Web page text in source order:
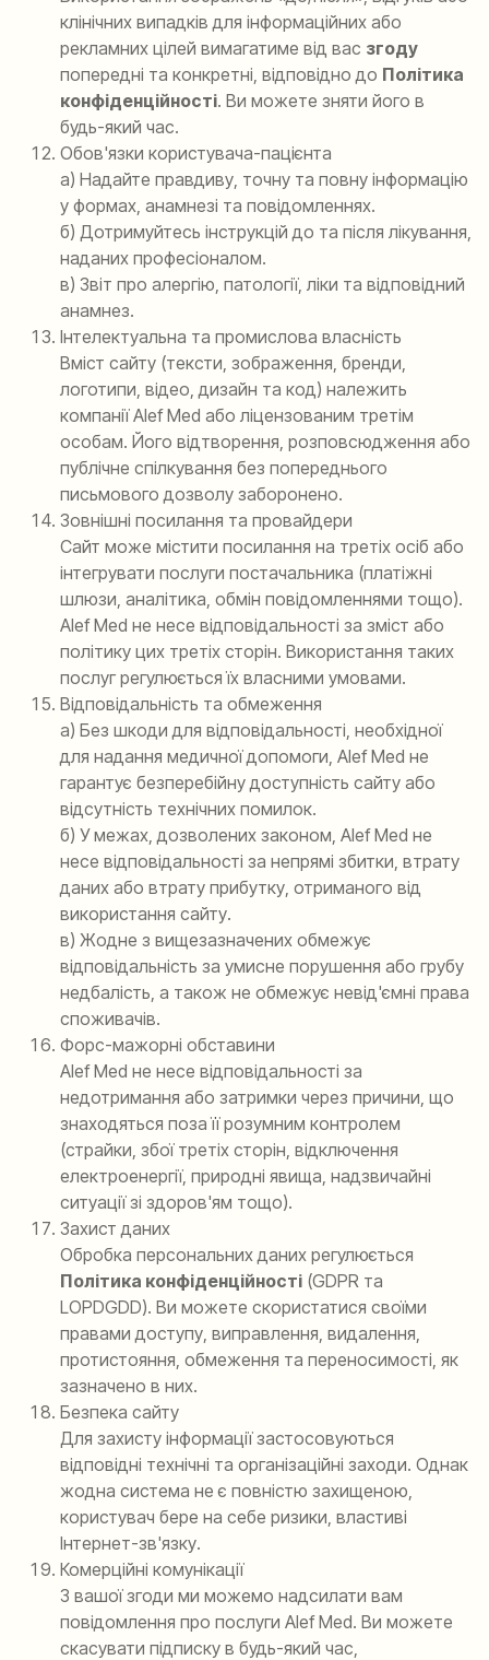
клінічних випадків для інформаційних або
рекламних цілей вимагатиме від вас згоду
попередні та конкретні, відповідно до Політика
конфіденційності. Ви можете зняти його в
будь-який час.
Обов'язки користувача-пацієнта
а) Надайте правдиву, точну та повну інформацію
у формах, анамнезі та повідомленнях.
б) Дотримуйтесь інструкцій до та після лікування,
наданих професіоналом.
в) Звіт про алергію, патології, ліки та відповідний
анамнез.
Інтелектуальна та промислова власність
Вміст сайту (тексти, зображення, бренди,
логотипи, відео, дизайн та код) належить
компанії Alef Med або ліцензованим третім
особам. Його відтворення, розповсюдження або
публічне спілкування без попереднього
письмового дозволу заборонено.
Зовнішні посилання та провайдери
Сайт може містити посилання на третіх осіб або
інтегрувати послуги постачальника (платіжні
шлюзи, аналітика, обмін повідомленнями тощо).
Alef Med не несе відповідальності за зміст або
політику цих третіх сторін. Використання таких
послуг регулюється їх власними умовами.
Відповідальність та обмеження
а) Без шкоди для відповідальності, необхідної
для надання медичної допомоги, Alef Med не
гарантує безперебійну доступність сайту або
відсутність технічних помилок.
б) У межах, дозволених законом, Alef Med не
несе відповідальності за непрямі збитки, втрату
даних або втрату прибутку, отриманого від
використання сайту.
в) Жодне з вищезазначених обмежує
відповідальність за умисне порушення або грубу
недбалість, а також не обмежує невід'ємні права
споживачів.
Форс-мажорні обставини
Alef Med не несе відповідальності за
недотримання або затримки через причини, що
знаходяться поза її розумним контролем
(страйки, збої третіх сторін, відключення
електроенергії, природні явища, надзвичайні
ситуації зі здоров'ям тощо).
Захист даних
Обробка персональних даних регулюється
Політика конфіденційності (GDPR та
LOPDGDD). Ви можете скористатися своїми
правами доступу, виправлення, видалення,
протистояння, обмеження та переносимості, як
зазначено в них.
Безпека сайту
Для захисту інформації застосовуються
відповідні технічні та організаційні заходи. Однак
жодна система не є повністю захищеною,
користувач бере на себе ризики, властиві
Інтернет-зв'язку.
Комерційні комунікації
З вашої згоди ми можемо надсилати вам
повідомлення про послуги Alef Med. Ви можете
скасувати підписку в будь-який час,